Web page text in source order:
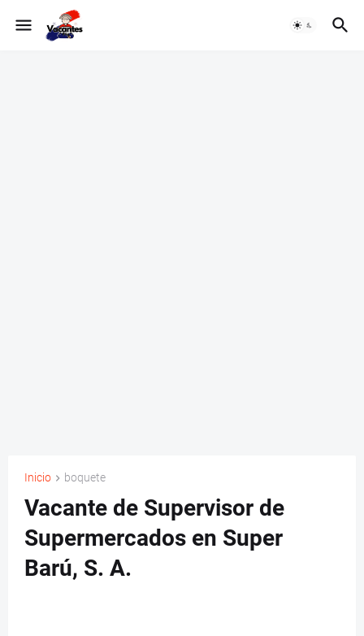
Inicio boquete
Vacante de Supervisor de
Supermercados en Super
Barú, S. A.